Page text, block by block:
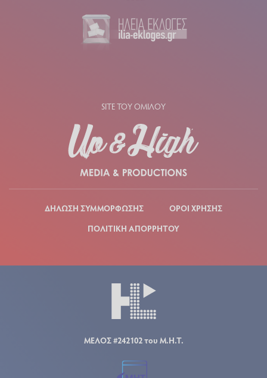
SITE ΤΟΥ ΟΜΙΛΟΥ
ΔΗΛΩΣΗ ΣΥΜΜΟΡΦΩΣΗΣ
ΟΡΟΙ ΧΡΗΣΗΣ
ΠΟΛΙΤΙΚΗ ΑΠΟΡΡΗΤΟΥ
ΜΕΛΟΣ #242102 του Μ.Η.Τ.